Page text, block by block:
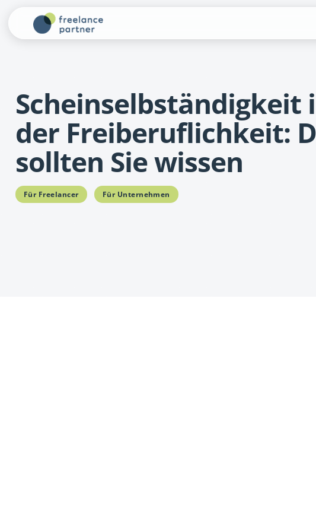
Scheinselbständigkeit
der Freiberuflichkeit:
sollten Sie wissen
Für Freelancer Für Unternehmen